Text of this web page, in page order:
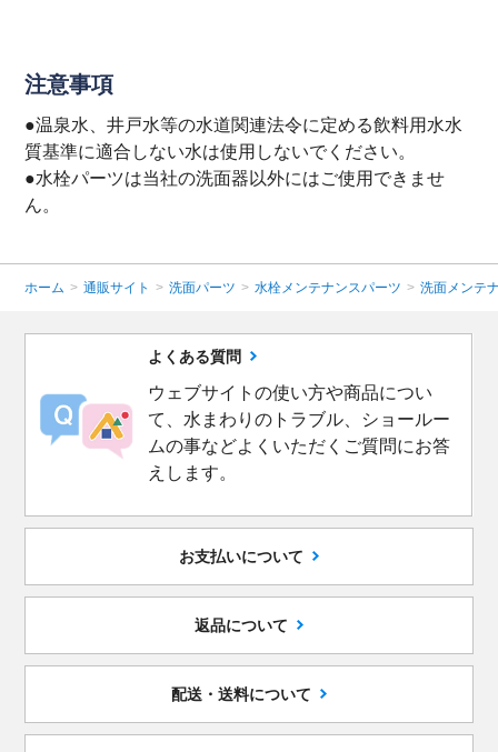
注意事項
●温泉水、井戸水等の水道関連法令に定める飲料用水水
質基準に適合しない水は使用しないでください。
●水栓パーツは当社の洗面器以外にはご使用できませ
ん。
ホーム > 通販サイト > 洗面パーツ > 水栓メンテナンスパーツ > 洗面メンテ
よくある質問
ウェブサイトの使い方や商品につい
て、水まわりのトラブル、ショールー
ムの事などよくいただくご質問にお答
えします。
お支払いについて
返品について
配送・送料について